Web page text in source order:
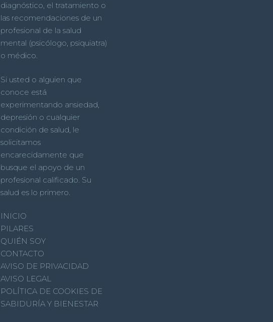
diagnóstico, el tratamiento o
las recomendaciones de un
profesional de la salud
mental (psicólogo, psiquiatra)
o médico.
Si usted o alguien que
conoce está
experimentando ansiedad,
depresión o cualquier
condición de salud, le
solicitamos
encarecidamente que
busque el apoyo de un
profesional calificado. Su
salud es lo primero.
INICIO
PILARES
QUIÉN SOY
CONTACTO
AVISO DE PRIVACIDAD
AVISO LEGAL
POLÍTICA DE COOKIES DE
SABIDURÍA Y BIENESTAR